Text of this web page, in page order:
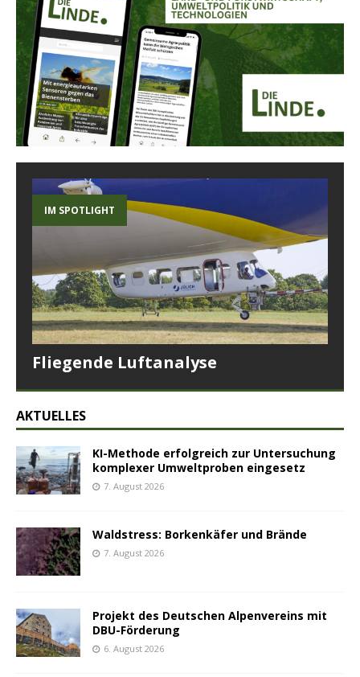
IM SPOTLIGHT
Fliegende Luftanalyse
AKTUELLES
KI-Methode erfolgreich zur Untersuchung
komplexer Umweltproben eingesetz
7. August 2026
Waldstress: Borkenkäfer und Brände
7. August 2026
Projekt des Deutschen Alpenvereins mit
DBU-Förderung
6. August 2026